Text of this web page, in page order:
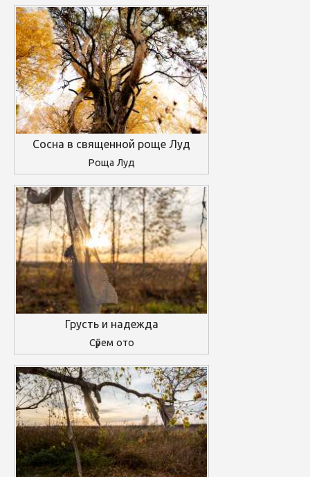
Сосна в священной роще Луд
Роща Луд
Грусть и надежда
Сӱрем ото